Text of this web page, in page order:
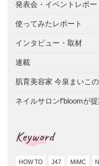
発表会・イベントレポー
使ってみたレポート
インタビュー・取材
連載
肌育美容家 今泉まいこ
ネイルサロンf’bloomが
Keyword
HOW TO J47 MiMC